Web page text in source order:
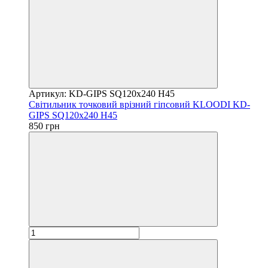
Артикул: KD-GIPS SQ120x240 H45
Світильник точковий врізний гіпсовий KLOODI KD-
GIPS SQ120x240 H45
850 грн